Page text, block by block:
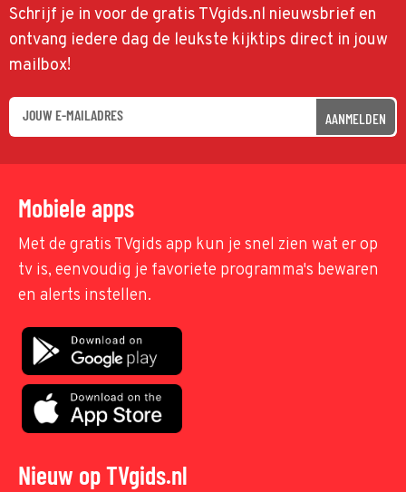
Schrijf je in voor de gratis TVgids.nl nieuwsbrief en
ontvang iedere dag de leukste kijktips direct in jouw
mailbox!
AANMELDEN
Mobiele apps
Met de gratis TVgids app kun je snel zien wat er op
tv is, eenvoudig je favoriete programma's bewaren
en alerts instellen.
Nieuw op TVgids.nl